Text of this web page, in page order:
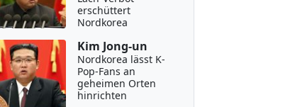
erschüttert
Nordkorea
Kim Jong-un
Nordkorea lässt K-
Pop-Fans an
geheimen Orten
hinrichten